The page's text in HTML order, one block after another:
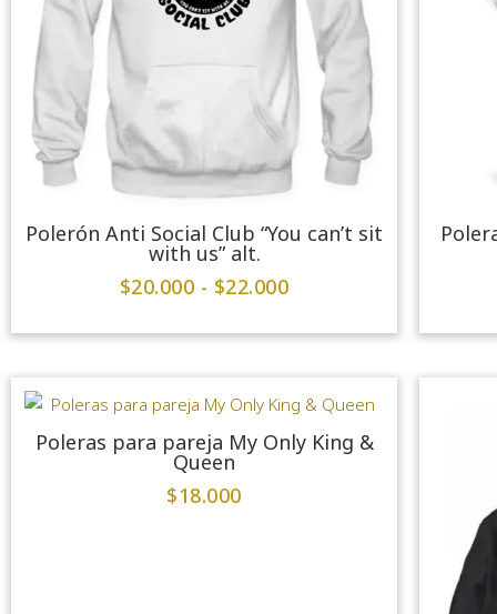
Polerón Anti Social Club “You can’t sit
with us” alt.
$20.000 - $22.000
Poleras para pareja My Only King &
Queen
$18.000